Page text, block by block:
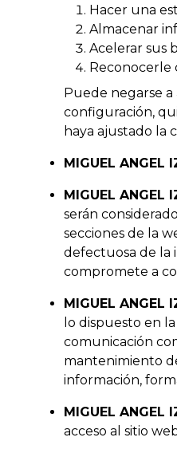
Hacer una
Almacenar
Acelerar sus
Reconocerle
Puede negarse
configuración,
haya ajustado la
MIGUEL ANGEL
MIGUEL ANGEL
serán
secciones de la
defectuosa de la
compromete a
MIGUEL ANGEL
lo dispuesto en
comunicación
mantenimiento
información,
MIGUEL ANGEL
acceso al sitio